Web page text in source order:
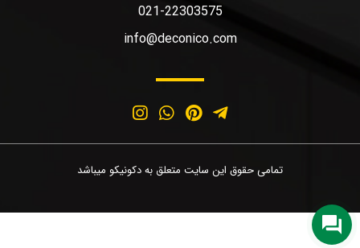
021-22303575
info@deconico.com
تمامی حقوق این سایت متعلق به دکونیکو میباشد